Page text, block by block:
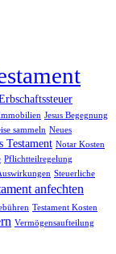
Jesus Begegnung
sammeln Neues
Testament Notar Kosten
Pflichtteilregelung
Steuerliche
anfechten
Testament Kosten
Vermögensaufteilung